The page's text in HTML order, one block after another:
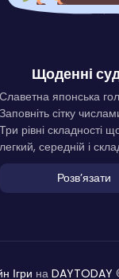
Щоденні
Славетна японська
Заповніть сітку
Три рівні складності
легкий, середній і
Розвʼязати
Ігри на DAYTODAY